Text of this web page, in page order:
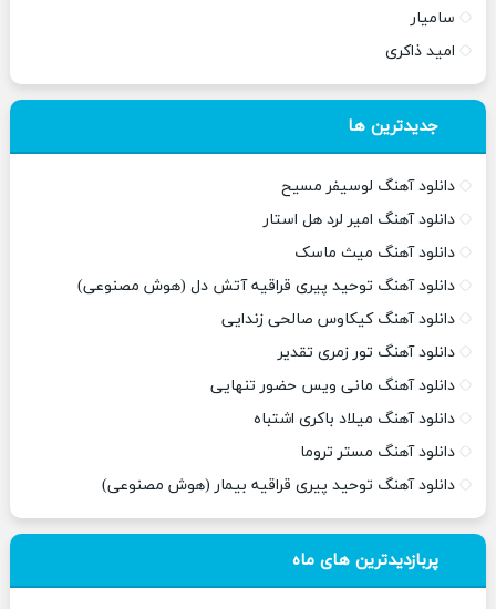
سامیار
امید ذاکری
جدیدترین ها
دانلود آهنگ لوسیفر مسیح
دانلود آهنگ امیر لرد هل استار
دانلود آهنگ میث ماسک
دانلود آهنگ توحید پیری قراقیه آتش دل (هوش مصنوعی)
دانلود آهنگ کیکاوس صالحی زندایی
دانلود آهنگ تور زمری تقدیر
دانلود آهنگ مانی ویس حضور تنهایی
دانلود آهنگ میلاد باکری اشتباه
دانلود آهنگ مستر تروما
دانلود آهنگ توحید پیری قراقیه بیمار (هوش مصنوعی)
پربازدیدترین های ماه